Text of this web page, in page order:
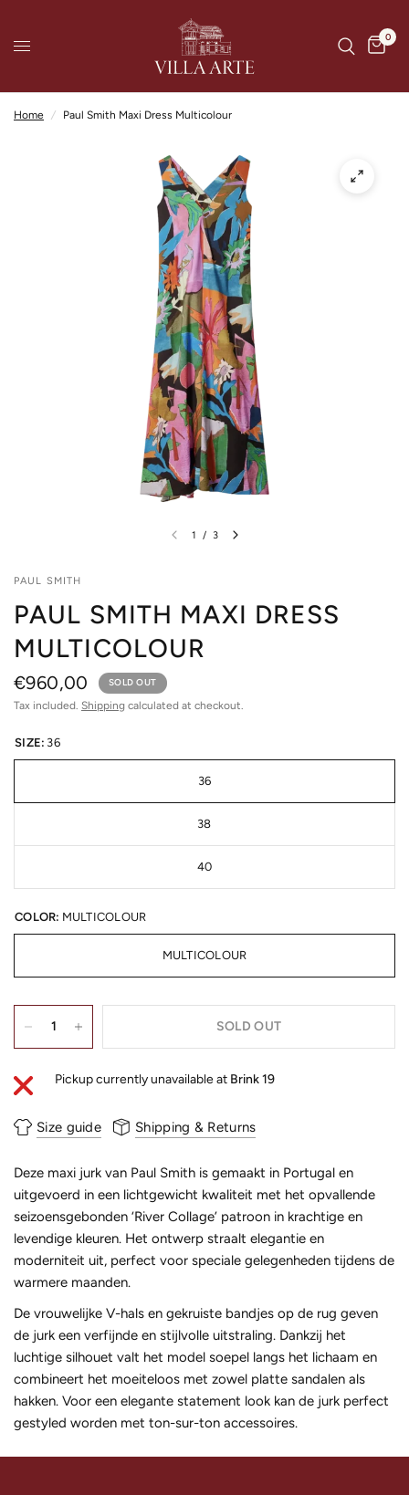
0
Home / Paul Smith Maxi Dress Multicolour
1 / 3
PAUL SMITH
PAUL SMITH MAXI DRESS
MULTICOLOUR
€960,00 SOLD OUT
Tax included. Shipping calculated at checkout.
SIZE: 36
36
38
40
COLOR: MULTICOLOUR
MULTICOLOUR
SOLD OUT
Pickup currently unavailable at Brink 19
Size guide Shipping & Returns
Deze maxi jurk van Paul Smith is gemaakt in Portugal en
uitgevoerd in een lichtgewicht kwaliteit met het opvallende
seizoensgebonden ‘River Collage’ patroon in krachtige en
levendige kleuren. Het ontwerp straalt elegantie en
moderniteit uit, perfect voor speciale gelegenheden tijdens de
warmere maanden.
De vrouwelijke V-hals en gekruiste bandjes op de rug geven
de jurk een verfijnde en stijlvolle uitstraling. Dankzij het
luchtige silhouet valt het model soepel langs het lichaam en
combineert het moeiteloos met zowel platte sandalen als
hakken. Voor een elegante statement look kan de jurk perfect
gestyled worden met ton-sur-ton accessoires.